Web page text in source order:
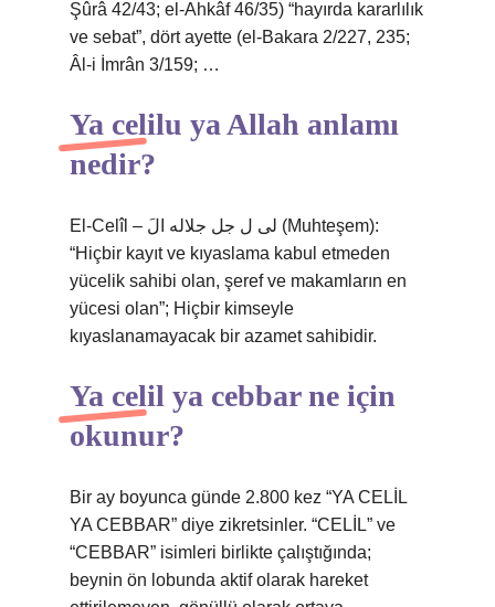
Şûrâ 42/43; el-Ahkâf 46/35) “hayırda kararlılık
ve sebat”, dört ayette (el-Bakara 2/227, 235;
Âl-i İmrân 3/159; …
Ya celilu ya Allah anlamı
nedir?
El-Celîl – لی ل جل جلاله الَ (Muhteşem):
“Hiçbir kayıt ve kıyaslama kabul etmeden
yücelik sahibi olan, şeref ve makamların en
yücesi olan”; Hiçbir kimseyle
kıyaslanamayacak bir azamet sahibidir.
Ya celil ya cebbar ne için
okunur?
Bir ay boyunca günde 2.800 kez “YA CELİL
YA CEBBAR” diye zikretsinler. “CELİL” ve
“CEBBAR” isimleri birlikte çalıştığında;
beynin ön lobunda aktif olarak hareket